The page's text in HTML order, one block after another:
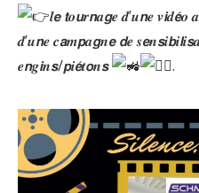
𝒍𝙚 𝙩𝒐𝙪𝒓𝙣𝒂𝙜𝒆 𝒅’𝒖𝙣𝒆
𝒅’𝒖𝙣𝒆 𝒄𝙖𝒎𝙥𝒂𝙜𝒏𝙚 𝙙𝒆
𝒆𝙣𝒈𝙞𝒏𝙨/𝙥𝒊𝙚́𝒕𝙤𝒏𝙨
.